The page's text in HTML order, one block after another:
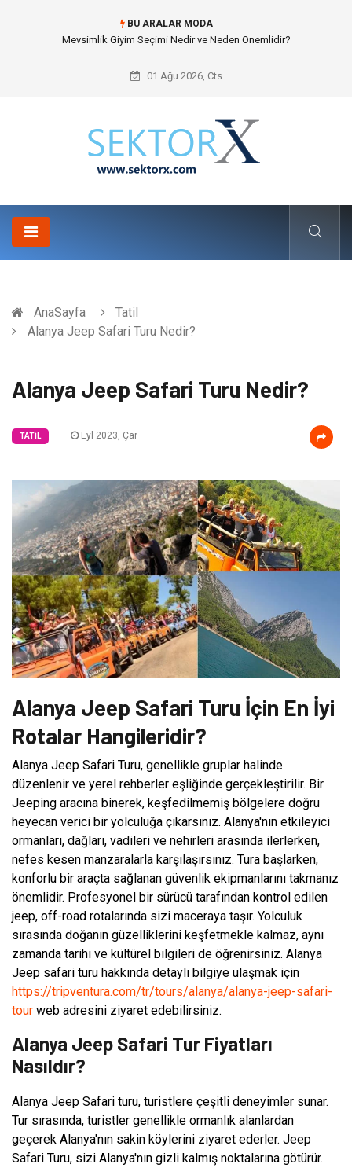
BU ARALAR MODA
Hansgrohe Ankastre Duş Seti Banyo Mimarisinde Konforu Nasıl
01 Ağu 2026, Cts
AnaSayfa
Tatil
Alanya Jeep Safari Turu Nedir?
Alanya Jeep Safari Turu Nedir?
TATIL Eyl 2023, Çar
Alanya Jeep Safari Turu İçin En İyi
Rotalar Hangileridir?
Alanya Jeep Safari Turu, genellikle gruplar halinde
düzenlenir ve yerel rehberler eşliğinde gerçekleştirilir. Bir
Jeeping aracına binerek, keşfedilmemiş bölgelere doğru
heyecan verici bir yolculuğa çıkarsınız. Alanya'nın etkileyici
ormanları, dağları, vadileri ve nehirleri arasında ilerlerken,
nefes kesen manzaralarla karşılaşırsınız. Tura başlarken,
konforlu bir araçta sağlanan güvenlik ekipmanlarını takmanız
önemlidir. Profesyonel bir sürücü tarafından kontrol edilen
jeep, off-road rotalarında sizi maceraya taşır. Yolculuk
sırasında doğanın güzelliklerini keşfetmekle kalmaz, aynı
zamanda tarihi ve kültürel bilgileri de öğrenirsiniz. Alanya
Jeep safari turu hakkında detaylı bilgiye ulaşmak için
https://tripventura.com/tr/tours/alanya/alanya-jeep-safari-
tour web adresini ziyaret edebilirsiniz.
Alanya Jeep Safari Tur Fiyatları
Nasıldır?
Alanya Jeep Safari turu, turistlere çeşitli deneyimler sunar.
Tur sırasında, turistler genellikle ormanlık alanlardan
geçerek Alanya'nın sakin köylerini ziyaret ederler. Jeep
Safari Turu, sizi Alanya'nın gizli kalmış noktalarına götürür.